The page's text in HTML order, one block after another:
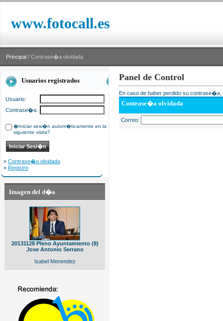
www.fotocall.es
Principal / Contrase�a olvidada
Usuarios registrados
Usuario:
Contrase�a:
�Iniciar sesi�n autom�ticamente en la
siguiente visita?
» Contrase�a olvidada
» Registro
Imagen del d�a
20131128 Pleno Ayuntamiento (8)
Jose Antonio Serrano
Isabel Menendez
Panel de Control
En caso de haber perdido su
Contrase�a olvidada
Correo: